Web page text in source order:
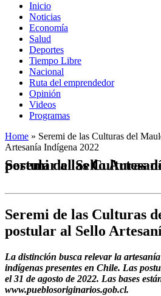
Inicio
Noticias
Economía
Salud
Deportes
Tiempo Libre
Nacional
Ruta del emprendedor
Opinión
Videos
Programas
Home » Seremi de las Culturas del
Artesanía Indígena 2022
Seremi de las Culturas del Maule invita a
Seremi de las Culturas
postular al Sello
La distinción busca relevar la
indígenas presentes en Chile. Las
el 31 de agosto de 2022. Las bases
www.pueblosoriginarios.gob.cl.